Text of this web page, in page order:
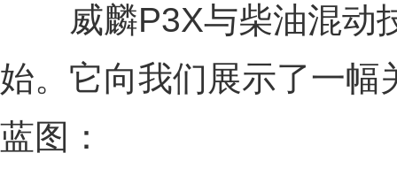
威麟P3X与柴油混动
始。它向我们展示了一幅
蓝图：